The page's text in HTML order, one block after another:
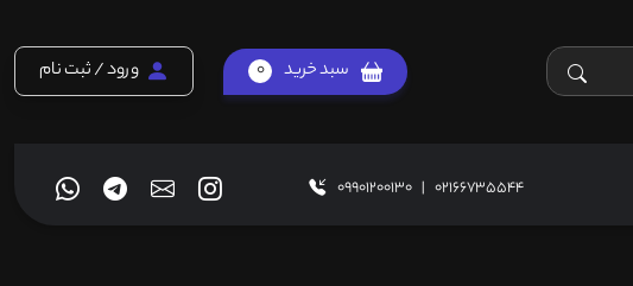
سبد خرید 0 ورود / ثبت نام
02166735544
|
09901200130